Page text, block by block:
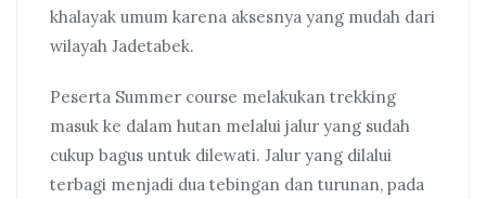
khalayak umum karena aksesnya yang mudah dari
wilayah Jadetabek.
Peserta Summer course melakukan trekking
masuk ke dalam hutan melalui jalur yang sudah
cukup bagus untuk dilewati. Jalur yang dilalui
terbagi menjadi dua tebingan dan turunan, pada